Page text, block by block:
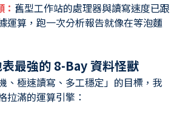
舊型工作站的處理器與讀寫速度已跟
運算，跑一次分析報告就像在等泡麵
最強的 8-Bay 資料怪獸
、極速讀寫、多工穩定」的目標，我
拉滿的運算引擎：